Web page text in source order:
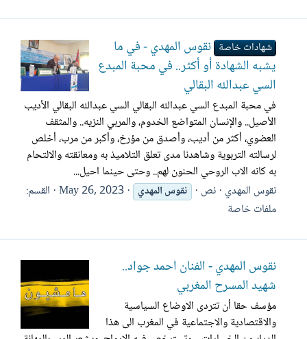
شهادات خاصة نقوس المهدي - في ما
يشبه الشهادة أو أكثر.. في محبة المبدع
السي عبدالله البقالي
في محبة المبدع السي عبدالله البقالي السي عبدالله البقالي الأديب
الأصيل.. والإنسان المتواضع الخدوم، والمربي النزيه.. والمثقف
العضوي، أكثر من أديب، وأصدق من مؤرخ، وأكبر من مرب، أخلص
لرسالته التربوية وشاهدنا مدى تعلق التلاميذ به ومعانقته والالتحام
به كانه الاب الروحي الحنون لهم.. وحتى حينما احيل...
نقوس المهدي نص نقوسالمهدي May 26, 2023 القسم:
ملفات خاصة
نقوس المهدي - الفنان أحمد جواد..
شهيد المسرح المغربي
مؤسف حقا أن تتردى الاوضاع السياسية
والاقتصادية والاجتماعية في المغرب الى هذا